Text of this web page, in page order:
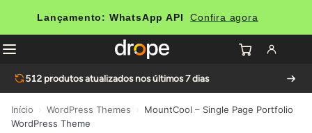
Lançamento: WhatsApp API Confira agora
512 produtos atualizados nos últimos 7 dias
Início WordPress Themes
MountCool – Single Page Portfolio
WordPress Theme